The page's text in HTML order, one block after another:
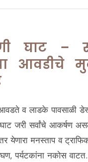
घाट –
आवडीचे
व लाडके पावसाळी
जरी सर्वांचे आकर्षण
येणारा मनस्ताप व
पर्यटकांना नकोस